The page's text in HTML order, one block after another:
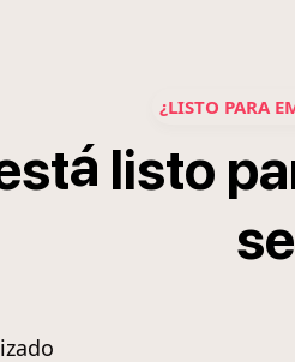
¿LISTO PARA
á listo